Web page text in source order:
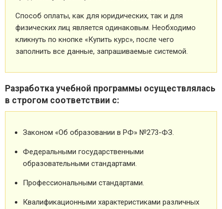
Способ оплаты, как для юридических, так и для
физических лиц является одинаковым. Необходимо
кликнуть по кнопке «Купить курс», после чего
заполнить все данные, запрашиваемые системой.
Разработка учебной программы осуществлялась
в строгом соответствии с:
Законом «Об образовании в РФ» №273-ФЗ.
Федеральными государственными
образовательными стандартами.
Профессиональными стандартами.
Квалификационными характеристиками различных